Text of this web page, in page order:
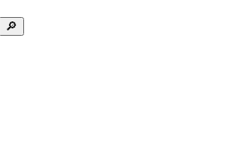
🔎